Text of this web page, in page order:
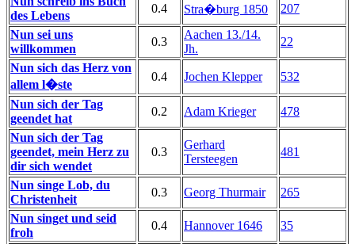
des Lebens
0.4 Stra�burg 1850
207
Nun sei uns
willkommen
0.3
Aachen 13./14.
Jh.
22
Nun sich das Herz von
allem l�ste
0.4 Jochen Klepper 532
Nun sich der Tag
geendet hat
0.2 Adam Krieger
478
Nun sich der Tag
geendet, mein Herz zu
dir sich wendet
0.3
Gerhard
Tersteegen
481
Nun singe Lob, du
Christenheit
0.3 Georg Thurmair
265
Nun singet und seid
froh
0.4 Hannover 1646
35